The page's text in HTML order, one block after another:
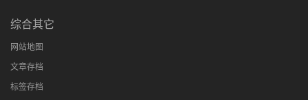
综合其它
网站地图
文章存档
标签存档